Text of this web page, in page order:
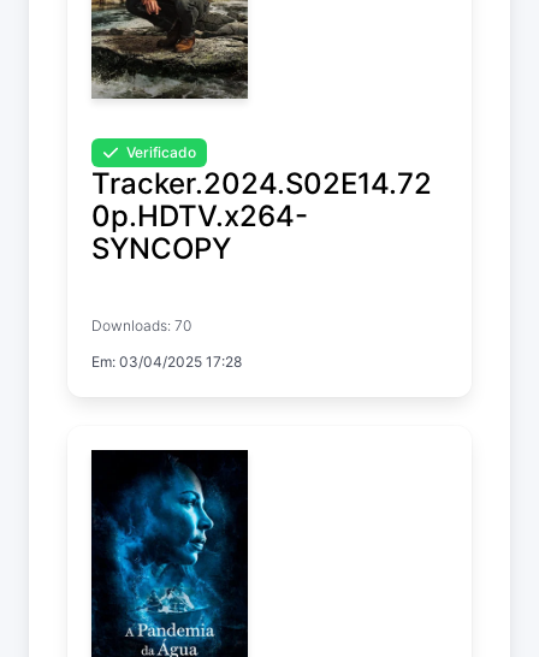
Verificado
Tracker.2024.S02E14.72
0p.HDTV.x264-
SYNCOPY
Temp. 2 EP. 14
Downloads: 70
Em: 03/04/2025 17:28